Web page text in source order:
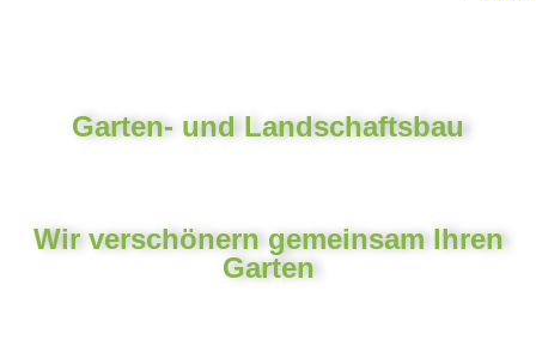
Garten- und Landschaftsbau
Wir verschönern gemeinsam Ihren
Garten